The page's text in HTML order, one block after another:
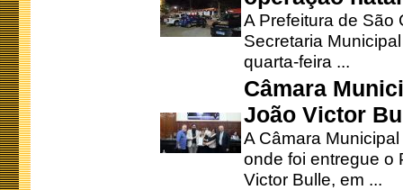
A Prefeitura de São
Secretaria
quarta-feira ...
Câmara
João Victor
A Câmara
onde foi entregue o
Victor Bulle, em ...